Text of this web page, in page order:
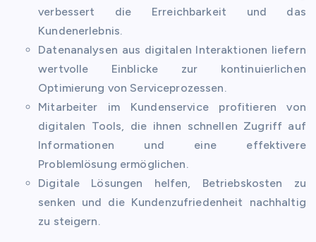
verbessert die Erreichbarkeit und das
Kundenerlebnis.
Datenanalysen aus digitalen Interaktionen liefern
wertvolle Einblicke zur kontinuierlichen
Optimierung von Serviceprozessen.
Mitarbeiter im Kundenservice profitieren von
digitalen Tools, die ihnen schnellen Zugriff auf
Informationen und eine effektivere
Problemlösung ermöglichen.
Digitale Lösungen helfen, Betriebskosten zu
senken und die Kundenzufriedenheit nachhaltig
zu steigern.